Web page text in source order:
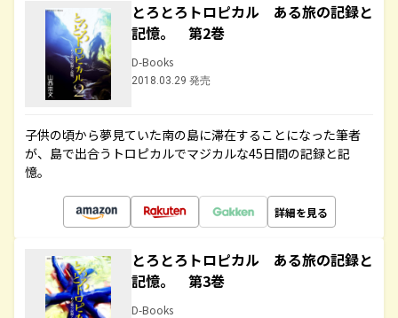
とろとろトロピカル ある旅の記録と
記憶。 第2巻
D-Books
2018.03.29 発売
子供の頃から夢見ていた南の島に滞在することになった筆者
が、島で出合うトロピカルでマジカルな45日間の記録と記
憶。
詳細を見る
とろとろトロピカル ある旅の記録と
記憶。 第3巻
D-Books